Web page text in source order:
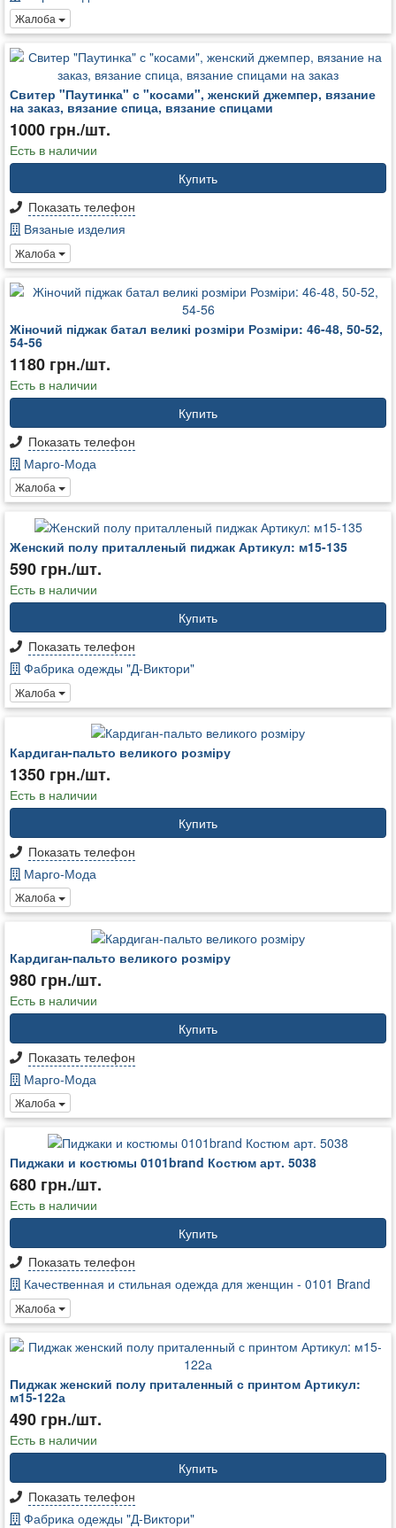
Жалоба
Свитер "Паутинка" с "косами", женский джемпер, вязание
на заказ, вязание спица, вязание спицами
1000 грн./шт.
Есть в наличии
Купить
Показать телефон
Вязаные изделия
Жалоба
Жіночий піджак батал великі розміри Розміри: 46-48, 50-52,
54-56
1180 грн./шт.
Есть в наличии
Купить
Показать телефон
Марго-Мода
Жалоба
Женский полу приталленый пиджак Артикул: м15-135
590 грн./шт.
Есть в наличии
Купить
Показать телефон
Фабрика одежды "Д-Виктори"
Жалоба
Кардиган-пальто великого розміру
1350 грн./шт.
Есть в наличии
Купить
Показать телефон
Марго-Мода
Жалоба
Кардиган-пальто великого розміру
980 грн./шт.
Есть в наличии
Купить
Показать телефон
Марго-Мода
Жалоба
Пиджаки и костюмы 0101brand Костюм арт. 5038
680 грн./шт.
Есть в наличии
Купить
Показать телефон
Качественная и стильная одежда для женщин - 0101 Brand
Жалоба
Пиджак женский полу приталенный с принтом Артикул:
м15-122а
490 грн./шт.
Есть в наличии
Купить
Показать телефон
Фабрика одежды "Д-Виктори"